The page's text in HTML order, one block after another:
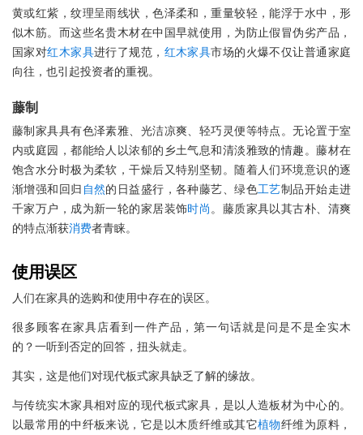
黄或红紫，纹理呈雨线状，色泽柔和，重量较轻，能浮于水中，形
似木筋。而这些名贵木材在中国早就使用，为防止假冒伪劣产品，
国家对红木家具进行了规范， 红木家具市场的火爆不仅让普通家庭
向往，也引起投资者的重视。
藤制
藤制家具具有色泽素雅、光洁凉爽、轻巧灵便等特点。无论置于室
内或庭园，都能给人以浓郁的乡土气息和清淡雅致的情趣。藤材在
饱含水分时极为柔软，干燥后又特别坚韧。随着人们环境意识的逐
渐增强和回归 自然的日益盛行，各种藤艺、绿色工艺制品开始走进
千家万户，成为新一轮的家居装饰时尚。藤质家具以其古朴、清爽
的特点渐获消费者青睐。
使用误区
人们在家具的选购和使用中存在的误区。
很多顾客在家具店看到一件产品，第一句话就是问是不是全实木
的？一听到否定的回答，扭头就走。
其实，这是他们对现代板式家具缺乏了解的缘故。
与传统实木家具相对应的现代板式家具，是以人造板材为中心的。
以最常用的中纤板来说，它是以木质纤维或其它植物纤维为原料，